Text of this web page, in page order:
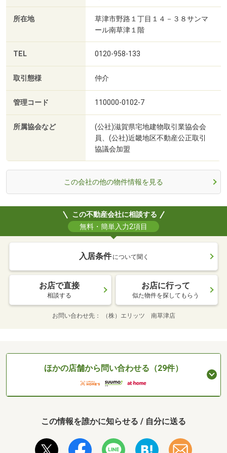
所在地
草津市野路１丁目１４－３８サンマ
ール南草津１階
TEL 0120-958-133
取引態様 仲介
管理コード 110000-0102-7
所属協会など
(公社)滋賀県宅地建物取引業協会会
員、(公社)近畿地区不動産公正取引
協議会加盟
この会社の他の物件情報を見る
この不動産会社に相談する
無料・簡単入力2項目
入居条件 について聞く
お店で直接
相談する
お店に行って
似た物件を探してもらう
お問い合わせ先 （株）エリッツ 南草津店
ほかの店舗から問い合わせる（29件）
この情報を誰かに知らせる / 自分に送る